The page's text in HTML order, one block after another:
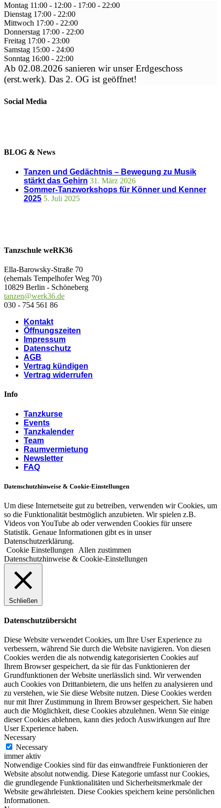
Montag 11:00 - 12:00 - 17:00 - 22:00
Dienstag 17:00 - 22:00
Mittwoch 17:00 - 22:00
Donnerstag 17:00 - 22:00
Freitag 17:00 - 23:00
Samstag 15:00 - 24:00
Sonntag 16:00 - 22:00
Ab 02.08.2026 sanieren wir unser Erdgeschoss
(erst.werk). Das 2. OG ist geöffnet!
Social Media
BLOG & News
Tanzen und Gedächtnis – Bewegung zu Musik
stärkt das Gehirn 31. März 2026
Sommer-Tanzworkshops für Könner und Kenner
2025 5. Juli 2025
Tanzschule weRK36
Ella-Barowsky-Straße 70
(ehemals Tempelhofer Weg 70)
10829 Berlin - Schöneberg
tanzen@werk36.de
030 - 754 561 86
Kontakt
Öffnungszeiten
Impressum
Datenschutz
AGB
Vertrag kündigen
Vertrag widerrufen
Info
Tanzkurse
Events
Tanzkalender
Team
Raumvermietung
Newsletter
FAQ
Datenschutzhinweise & Cookie-Einstellungen
Um diese Internetseite gut zu betreiben, verwenden wir Cookies, um
so die Funktionalität bestmöglich anzubieten. Wir spielen z.B.
Videos von YouTube ab oder verwenden Cookies für unsere
Statistik. Genaue Informationen gibt es in unser
Datenschutzerklärung.
Cookie Einstellungen
Allen zustimmen
Datenschutzhinweise & Cookie-Einstellungen
Schließen
Datenschutzübersicht
Diese Website verwendet Cookies, um Ihre User Experience zu
verbessern, während Sie durch die Website navigieren. Von diesen
Cookies werden die als notwendig kategorisierten Cookies auf
Ihrem Browser gespeichert, da sie für das Funktionieren der
Grundfunktionen der Website unerlässlich sind. Wir verwenden
auch Cookies von Drittanbietern, die uns helfen zu analysieren und
zu verstehen, wie Sie diese Website nutzen. Diese Cookies werden
nur mit Ihrer Zustimmung in Ihrem Browser gespeichert. Sie haben
auch die Möglichkeit, diese Cookies abzulehnen. Wenn Sie einige
dieser Cookies ablehnen, kann dies jedoch Auswirkungen auf Ihre
User Experience haben.
Necessary
Necessary
immer aktiv
Notwendige Cookies sind für das einwandfreie Funktionieren der
Website absolut notwendig. Diese Kategorie umfasst nur Cookies,
die grundlegende Funktionalitäten und Sicherheitsmerkmale der
Website gewährleisten. Diese Cookies speichern keine persönlichen
Informationen.